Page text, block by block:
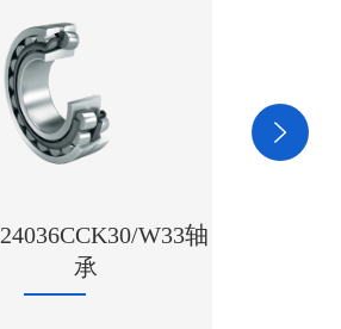
24036CCK30/W33轴
承